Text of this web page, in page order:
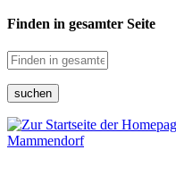
Finden in gesamter Seite
suchen